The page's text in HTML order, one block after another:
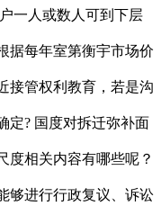
一人或数人可到下层
据每年室第衡宇市场价
接管权利教育，若是沟
定? 国度对拆迁弥补面
度相关内容有哪些呢？
够进行行政复议、诉讼